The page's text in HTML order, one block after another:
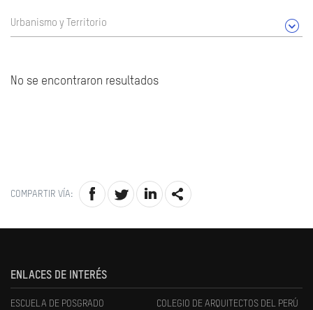
Urbanismo y Territorio
No se encontraron resultados
COMPARTIR VÍA:
ENLACES DE INTERÉS
ESCUELA DE POSGRADO COLEGIO DE ARQUITECTOS DEL PERÚ